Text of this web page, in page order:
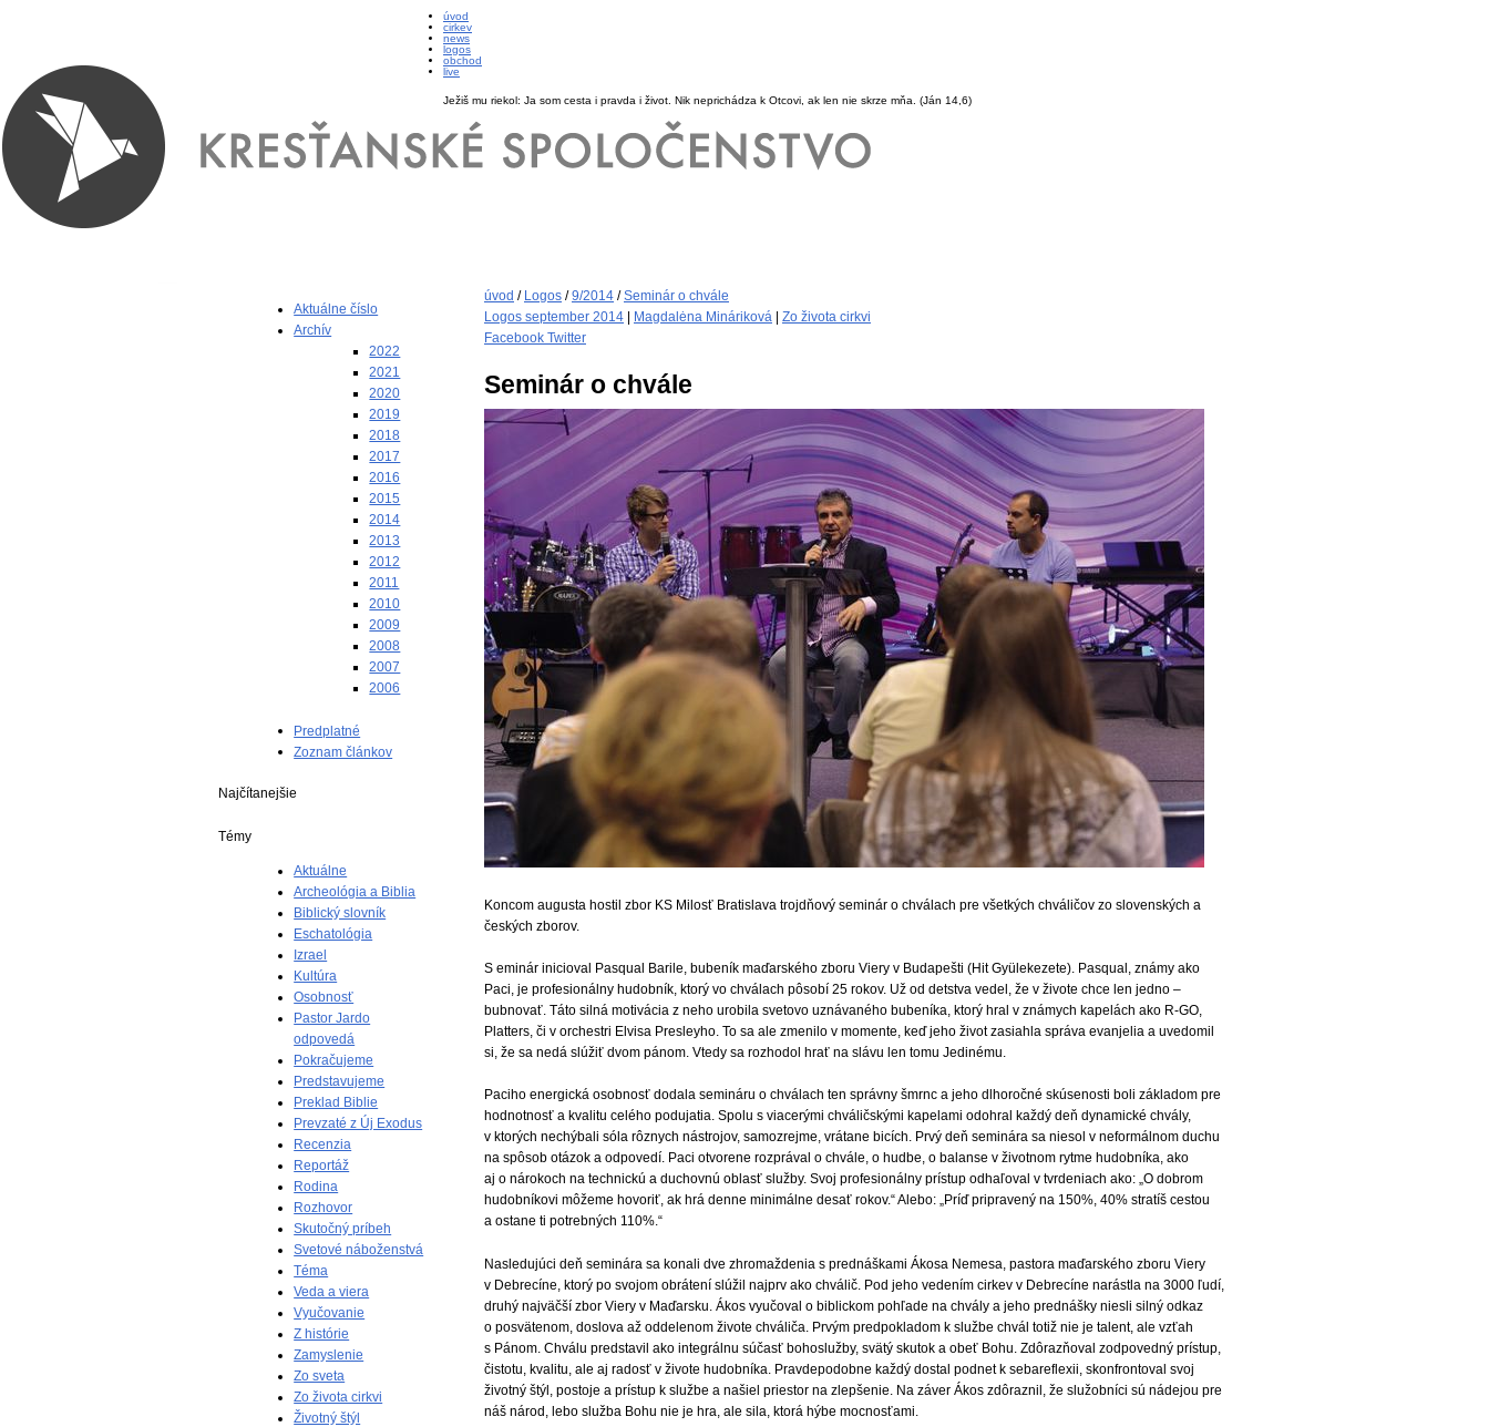
úvod
cirkev
news
logos
obchod
live
Ježiš mu riekol: Ja som cesta i pravda i život. Nik neprichádza k Otcovi, ak len nie skrze mňa. (Ján 14,6)
Aktuálne číslo
Archív
2022
2021
2020
2019
2018
2017
2016
2015
2014
2013
2012
2011
2010
2009
2008
2007
2006
Predplatné
Zoznam článkov
Najčítanejšie
Témy
Aktuálne
Archeológia a Biblia
Biblický slovník
Eschatológia
Izrael
Kultúra
Osobnosť
Pastor Jardo
odpovedá
Pokračujeme
Predstavujeme
Preklad Biblie
Prevzaté z Új Exodus
Recenzia
Reportáž
Rodina
Rozhovor
Skutočný príbeh
Svetové náboženstvá
Téma
Veda a viera
Vyučovanie
Z histórie
Zamyslenie
Zo sveta
Zo života cirkvi
Životný štýl
úvod / Logos /9/2014 /Seminár o chvále
Logos september 2014
Magdalėna Mináriková
Zo života cirkvi
Facebook Twitter
Seminár o chvále
Koncom augusta hostil zbor KS Milosť Bratislava trojdňový seminár o chválach pre všetkých chváličov zo slovenských a
českých zborov.
S eminár inicioval Pasqual Barile, bubeník maďarského zboru Viery v Budapešti (Hit Gyülekezete). Pasqual, známy ako
Paci, je profesionálny hudobník, ktorý vo chválach pôsobí 25 rokov. Už od detstva vedel, že v živote chce len jedno –
bubnovať. Táto silná motivácia z neho urobila svetovo uznávaného bubeníka, ktorý hral v známych kapelách ako R-GO,
Platters, či v orchestri Elvisa Presleyho. To sa ale zmenilo v momente, keď jeho život zasiahla správa evanjelia a uvedomil
si, že sa nedá slúžiť dvom pánom. Vtedy sa rozhodol hrať na slávu len tomu Jedinému.
Paciho energická osobnosť dodala semináru o chválach ten správny šmrnc a jeho dlhoročné skúsenosti boli základom pre
hodnotnosť a kvalitu celého podujatia. Spolu s viacerými chváličskými kapelami odohral každý deň dynamické chvály,
v ktorých nechýbali sóla rôznych nástrojov, samo­zrejme, vrátane bicích. Prvý deň seminára sa niesol v neformálnom duchu
na spôsob otázok a odpovedí. Paci otvorene rozprával o chvále, o hudbe, o balanse v životnom rytme hudobníka, ako
aj o nárokoch na technickú a duchovnú oblasť služby. Svoj profesionálny prístup odhaľoval v tvrdeniach ako: „O dobrom
hudobníkovi môžeme hovoriť, ak hrá denne minimálne desať rokov.“ Alebo: „Príď pripravený na 150%, 40% stratíš cestou
a ostane ti potrebných 110%.“
Nasledujúci deň seminára sa konali dve zhromaždenia s prednáškami Ákosa Nemesa, pastora maďarského zboru Viery
v Debrecíne, ktorý po svojom obrátení slúžil najprv ako chválič. Pod jeho vedením cirkev v Debrecíne narástla na 3000 ľudí,
druhý najväčší zbor Viery v Maďarsku. Ákos vyučoval o biblickom pohľade na chvály a jeho prednášky niesli silný odkaz
o posvätenom, doslova až oddelenom živote chváliča. Prvým predpokladom k službe chvál totiž nie je talent, ale vzťah
s Pánom. Chválu predstavil ako integrálnu súčasť bohoslužby, svätý skutok a obeť Bohu. Zdôrazňoval zodpovedný prístup,
čistotu, kvalitu, ale aj radosť v živote hudobníka. Pravdepodobne každý dostal podnet k sebareflexii, skonfrontoval svoj
životný štýl, postoje a prístup k službe a našiel priestor na zlepšenie. Na záver Ákos zdôraznil, že služobníci sú nádejou pre
náš národ, lebo služba Bohu nie je hra, ale sila, ktorá hýbe mocnosťami.